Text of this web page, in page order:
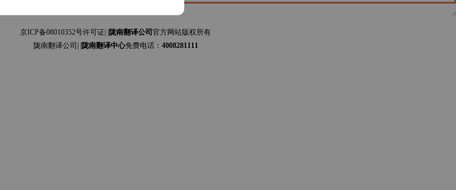
京ICP备08010352号许可证| | 陇南翻译公司 官方网站版权所有
陇南翻译公司| |
陇南翻译中心免费电话： 4008281111